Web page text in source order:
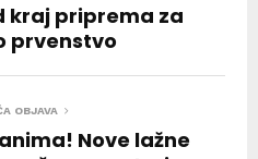
kraj priprema za
prvenstvo
OBJAVA
Nove lažne